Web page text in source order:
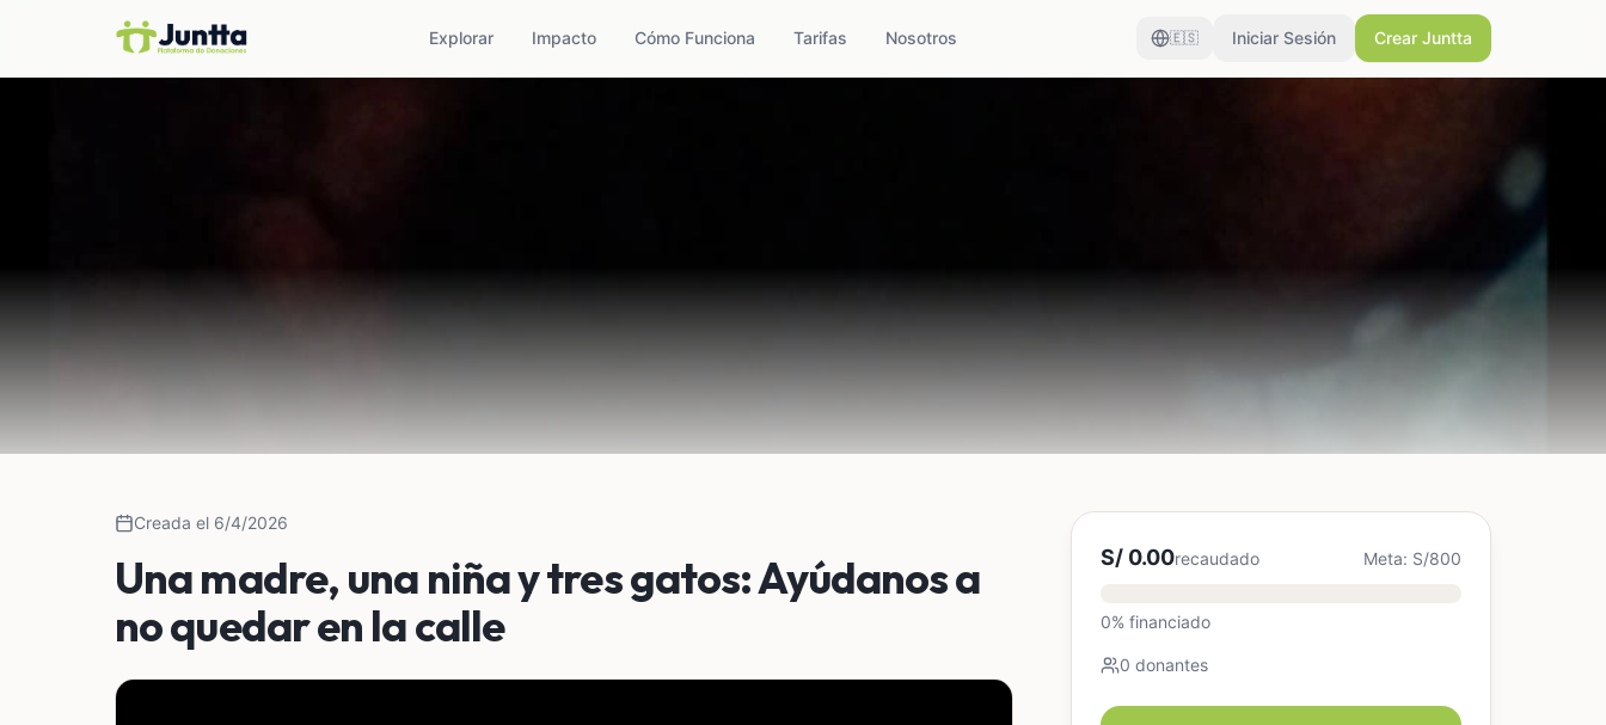
Explorar Impacto Cómo Funciona Tarifas Nosotros 🇪🇸 Iniciar Sesión Crear Juntta
Creada el 6/4/2026
Una madre, una niña y tres gatos: Ayúdanos a
no quedar en la calle
S/ 0.00recaudado Meta: S/800
0% financiado
0 donantes